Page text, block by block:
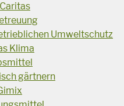
Umweltschutz
Klima
gärtnern